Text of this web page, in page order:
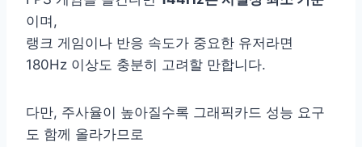
이며,
랭크 게임이나 반응 속도가 중요한 유저라면
180Hz 이상도 충분히 고려할 만합니다.
다만, 주사율이 높아질수록 그래픽카드 성능 요구
도 함께 올라가므로